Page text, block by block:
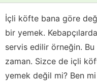
İçli köfte bana göre
bir yemek.
servis edilir örneğin.
zaman. Sizce de içli
yemek değil mi? Ben